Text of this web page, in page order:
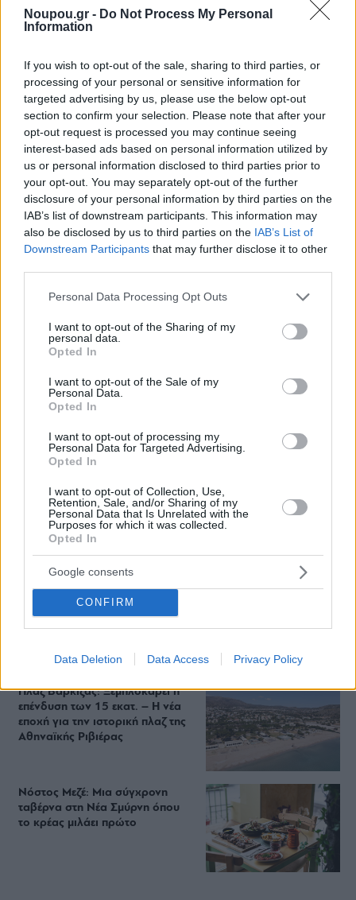
Noupou.gr - Do Not Process My Personal
Information
If you wish to opt-out of the sale, sharing to third parties, or
processing of your personal or sensitive information for
targeted advertising by us, please use the below opt-out
section to confirm your selection. Please note that after your
opt-out request is processed you may continue seeing
interest-based ads based on personal information utilized by
us or personal information disclosed to third parties prior to
your opt-out. You may separately opt-out of the further
disclosure of your personal information by third parties on the
IAB’s list of downstream participants. This information may
also be disclosed by us to third parties on the IAB’s List of
Downstream Participants that may further disclose it to other
Please note that this website/app uses one or more Google
not limited to your visit or usage behaviour. You may click to
grant or deny consent to Google and its third-party tags to
use your data for below specified purposes in below Google
consent section.
Personal Data Processing Opt Outs
I want to opt-out of the Sharing of my
personal data.
Opted In
I want to opt-out of the Sale of my
Personal Data.
Opted In
I want to opt-out of processing my
Personal Data for Targeted Advertising.
Opted In
I want to opt-out of Collection, Use,
Retention, Sale, and/or Sharing of my
Personal Data that Is Unrelated with the
Purposes for which it was collected.
Opted In
Google consents
CONFIRM
Data Deletion Data Access Privacy Policy
ΔΙΑΒΑΣΤΕ ΑΚΟΜΑ
Staks: Πώς μια cool καντίνα προσγειώθηκε (και
ρίζωσε) σε ένα αθέατο οικόπεδο στην Ανάβυσσο
Από brunch μέχρι δείπνο δίπλα
στο κύμα: Γιατί στο Bolivar πας
(και) για το φαγητό του
Περιπέτεια, χαλάρωση ή δροσιά;
Βρήκαμε το ρόφημα που θα
Πλαζ Βάρκιζας: Ξεμπλοκάρει η
επένδυση των 15 εκατ. – Η νέα
εποχή για την ιστορική πλαζ της
Αθηναϊκής Ριβιέρας
Νόστος Μεζέ: Μια σύγχρονη
ταβέρνα στη Νέα Σμύρνη όπου
το κρέας μιλάει πρώτο